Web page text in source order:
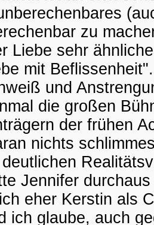
zu
Liebe sehr
mit
und
die großen
der frühen
nichts
Jennifer
eher Kerstin als
ich glaube, auch